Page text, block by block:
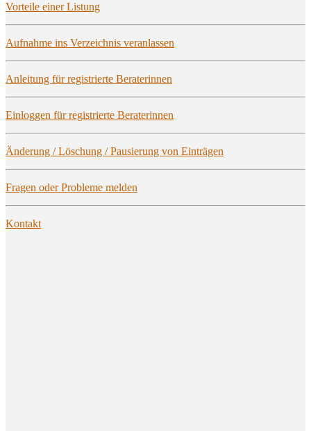
Vor­tei­le einer Listung
Auf­nah­me ins Ver­zeich­nis veranlassen
Anlei­tung für regis­trier­te Beraterinnen
Ein­log­gen für regis­trier­te Beraterinnen
Ände­rung / Löschung / Pau­sie­rung von Einträgen
Fra­gen oder Pro­ble­me melden
Kon­takt